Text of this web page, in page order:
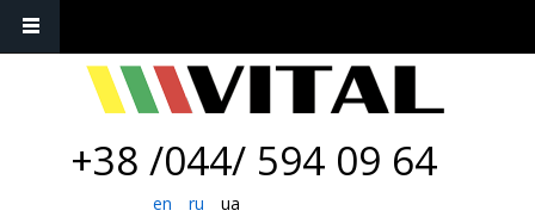
+38 /044/ 594 09 64
en ru ua